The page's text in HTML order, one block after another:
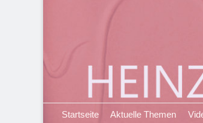
Primäres Menü
ZumStartseite Aktuelle Themen